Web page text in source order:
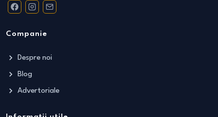
Companie
Despre noi
Blog
Advertoriale